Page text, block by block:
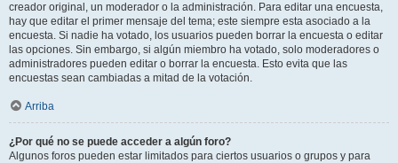
creador original, un moderador o la administración. Para editar una encuesta,
hay que editar el primer mensaje del tema; este siempre esta asociado a la
encuesta. Si nadie ha votado, los usuarios pueden borrar la encuesta o editar
las opciones. Sin embargo, si algún miembro ha votado, solo moderadores o
administradores pueden editar o borrar la encuesta. Esto evita que las
encuestas sean cambiadas a mitad de la votación.
Arriba
¿Por qué no se puede acceder a algún foro?
Algunos foros pueden estar limitados para ciertos usuarios o grupos y para